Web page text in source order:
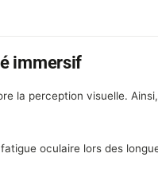
immersif
la perception visuelle.
oculaire lors des